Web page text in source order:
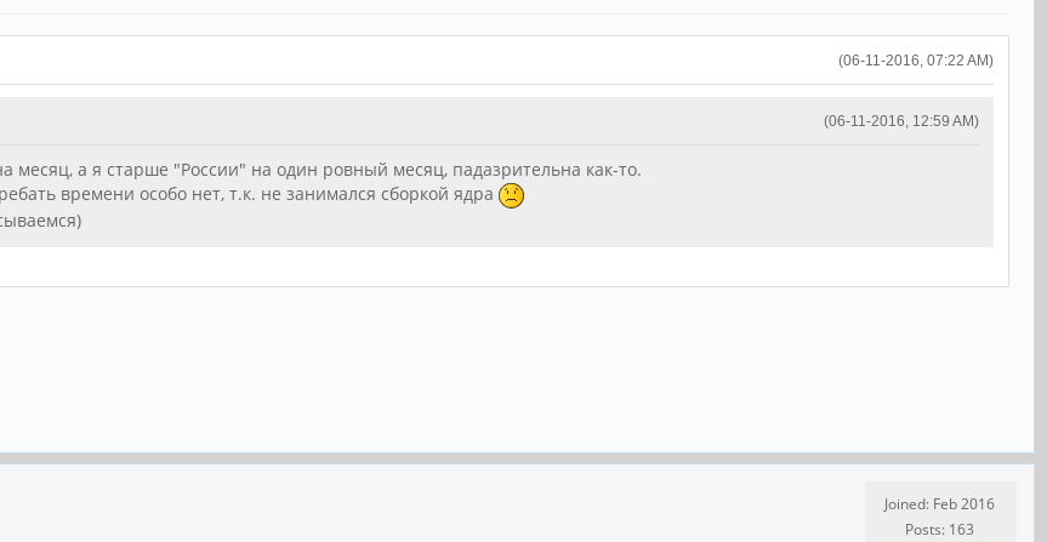
(06-11-2016, 07:22 AM)
(06-11-2016, 12:59 AM)
а я старше "России" на один ровный месяц, падазрительна как-то.
времени особо нет, т.к. не занимался сборкой ядра
Joined: Feb 2016
Posts: 163